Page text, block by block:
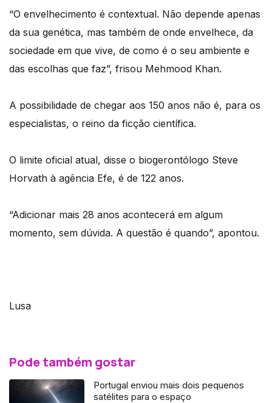
“O envelhecimento é contextual. Não depende apenas
da sua genética, mas também de onde envelhece, da
sociedade em que vive, de como é o seu ambiente e
das escolhas que faz”, frisou Mehmood Khan.
A possibilidade de chegar aos 150 anos não é, para os
especialistas, o reino da ficção científica.
O limite oficial atual, disse o biogerontólogo Steve
Horvath à agência Efe, é de 122 anos.
“Adicionar mais 28 anos acontecerá em algum
momento, sem dúvida. A questão é quando”, apontou.
Lusa
Pode também gostar
Portugal enviou mais dois pequenos
satélites para o espaço